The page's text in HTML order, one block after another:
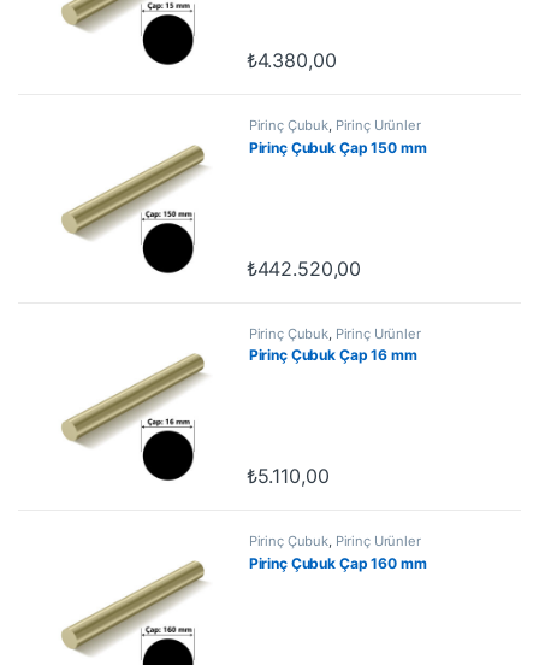
₺4.380,00
Pirinç Çubuk, Pirinç Ürünler
Pirinç Çubuk Çap 150 mm
₺442.520,00
Pirinç Çubuk, Pirinç Ürünler
Pirinç Çubuk Çap 16 mm
₺5.110,00
Pirinç Çubuk, Pirinç Ürünler
Pirinç Çubuk Çap 160 mm